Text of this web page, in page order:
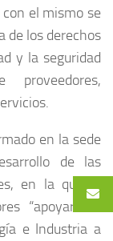
el mismo se
de los derechos
y la seguridad
en la sede
de las
en la que la
“apoyará al
e Industria a